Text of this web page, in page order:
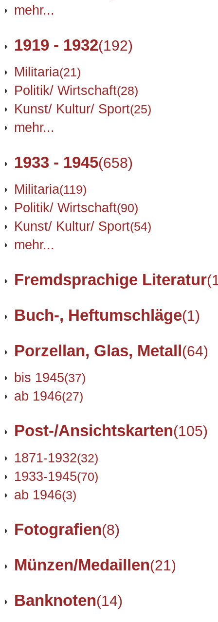
mehr...
1919 - 1932(192)
Militaria(21)
Politik/ Wirtschaft(28)
Kunst/ Kultur/ Sport(25)
mehr...
1933 - 1945(658)
Militaria(119)
Politik/ Wirtschaft(90)
Kunst/ Kultur/ Sport(54)
mehr...
Fremdsprachige Literatur
Buch-, Heftumschläge(1)
Porzellan, Glas, Metall(64)
bis 1945(37)
ab 1946(27)
Post-/Ansichtskarten(105)
1871-1932(32)
1933-1945(70)
ab 1946(3)
Fotografien(8)
Münzen/Medaillen(21)
Banknoten(14)